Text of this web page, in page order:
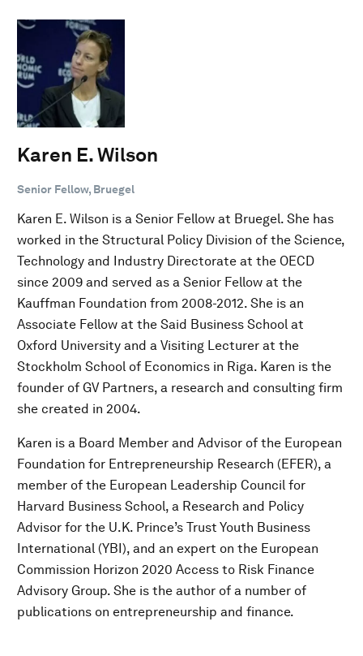
Karen E. Wilson
Senior Fellow, Bruegel
Karen E. Wilson is a Senior Fellow at Bruegel. She has
worked in the Structural Policy Division of the Science,
Technology and Industry Directorate at the OECD
since 2009 and served as a Senior Fellow at the
Kauffman Foundation from 2008-2012. She is an
Associate Fellow at the Said Business School at
Oxford University and a Visiting Lecturer at the
Stockholm School of Economics in Riga. Karen is the
founder of GV Partners, a research and consulting firm
she created in 2004.
Karen is a Board Member and Advisor of the European
Foundation for Entrepreneurship Research (EFER), a
member of the European Leadership Council for
Harvard Business School, a Research and Policy
Advisor for the U.K. Prince’s Trust Youth Business
International (YBI), and an expert on the European
Commission Horizon 2020 Access to Risk Finance
Advisory Group. She is the author of a number of
publications on entrepreneurship and finance.